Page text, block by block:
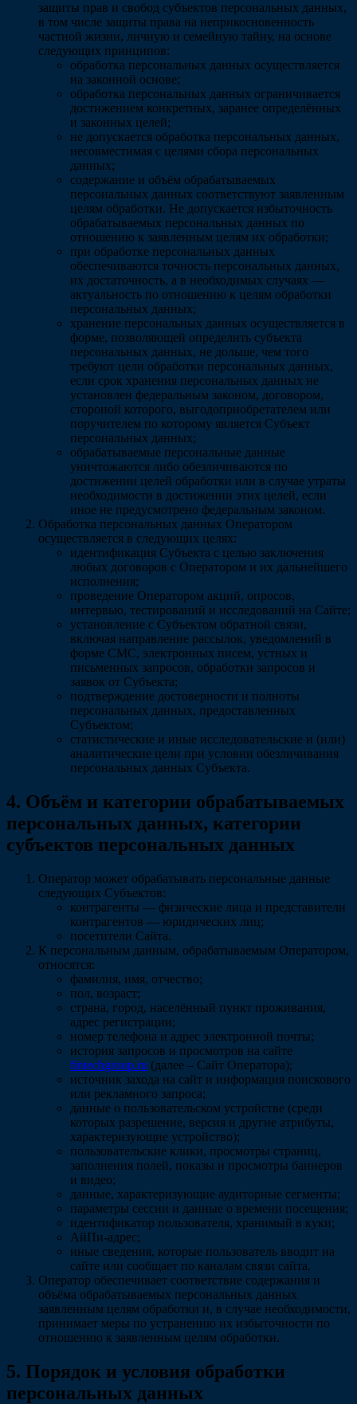
защиты прав и свобод субъектов персональных данных,
в том числе защиты права на неприкосновенность
частной жизни, личную и семейную тайну, на основе
следующих принципов:
обработка персональных данных осуществляется
на законной основе;
обработка персональных данных ограничивается
достижением конкретных, заранее определённых
и законных целей;
не допускается обработка персональных данных,
несовместимая с целями сбора персональных
данных;
содержание и объём обрабатываемых
персональных данных соответствуют заявленным
целям обработки. Не допускается избыточность
обрабатываемых персональных данных по
отношению к заявленным целям их обработки;
при обработке персональных данных
обеспечиваются точность персональных данных,
их достаточность, а в необходимых случаях —
актуальность по отношению к целям обработки
персональных данных;
хранение персональных данных осуществляется в
форме, позволяющей определить субъекта
персональных данных, не дольше, чем того
требуют цели обработки персональных данных,
если срок хранения персональных данных не
установлен федеральным законом, договором,
стороной которого, выгодоприобретателем или
поручителем по которому является Субъект
персональных данных;
обрабатываемые персональные данные
уничтожаются либо обезличиваются по
достижении целей обработки или в случае утраты
необходимости в достижении этих целей, если
иное не предусмотрено федеральным законом.
Обработка персональных данных Оператором
осуществляется в следующих целях:
идентификация Субъекта с целью заключения
любых договоров с Оператором и их дальнейшего
исполнения;
проведение Оператором акций, опросов,
интервью, тестирований и исследований на Сайте;
установление с Субъектом обратной связи,
включая направление рассылок, уведомлений в
форме СМС, электронных писем, устных и
письменных запросов, обработки запросов и
заявок от Субъекта;
подтверждение достоверности и полноты
персональных данных, предоставленных
Субъектом;
статистические и иные исследовательские и (или)
аналитические цели при условии обезличивания
персональных данных Субъекта.
4. Объём и категории обрабатываемых
персональных данных, категории
субъектов персональных данных
Оператор может обрабатывать персональные данные
следующих Субъектов:
контрагенты — физические лица и представители
контрагентов — юридических лиц;
посетители Сайта.
К персональным данным, обрабатываемым Оператором,
относятся:
фамилия, имя, отчество;
пол, возраст;
страна, город, населённый пункт проживания,
адрес регистрации;
номер телефона и адрес электронной почты;
история запросов и просмотров на сайте
fintechgroup.ru (далее – Сайт Оператора);
источник захода на сайт и информация поискового
или рекламного запроса;
данные о пользовательском устройстве (среди
которых разрешение, версия и другие атрибуты,
характеризующие устройство);
пользовательские клики, просмотры страниц,
заполнения полей, показы и просмотры баннеров
и видео;
данные, характеризующие аудиторные сегменты;
параметры сессии и данные о времени посещения;
идентификатор пользователя, хранимый в куки;
АйПи-адрес;
иные сведения, которые пользователь вводит на
сайте или сообщает по каналам связи сайта.
Оператор обеспечивает соответствие содержания и
объёма обрабатываемых персональных данных
заявленным целям обработки и, в случае необходимости,
принимает меры по устранению их избыточности по
отношению к заявленным целям обработки.
5. Порядок и условия обработки
персональных данных